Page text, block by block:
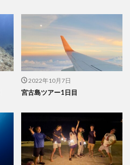
2022年10月7日
宮古島ツアー1日目